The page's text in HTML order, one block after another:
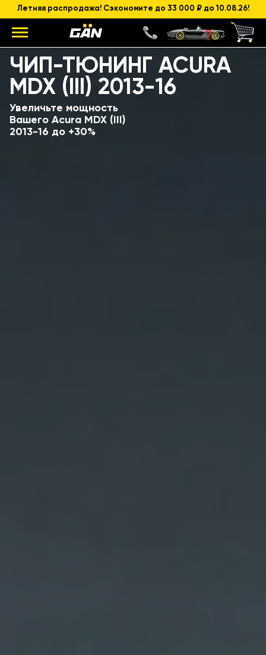
Летняя распродажа! Сэкономите до 33 000 ₽ до 10.08.26!
ЧИП-ТЮНИНГ ACURA
MDX (III) 2013-16
Увеличьте мощность
Вашего Acura MDX (III)
2013-16 до +30%
Модель
Объем и мощность ДВС